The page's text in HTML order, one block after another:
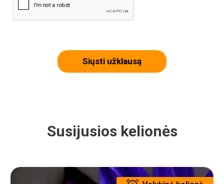
Siųsti užklausą
Susijusios kelionės